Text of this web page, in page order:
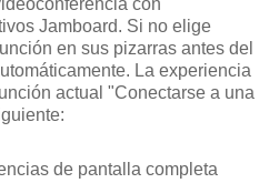
con
Jamboard. Si no elige
en sus pizarras antes del
La experiencia
actual "Conectarse a una
de pantalla completa